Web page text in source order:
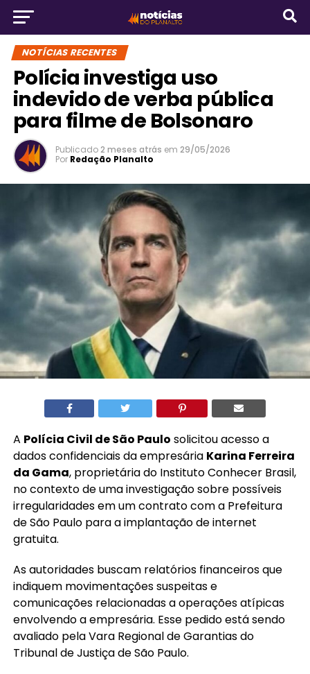
NOTÍCIAS RECENTES
Polícia investiga uso
indevido de verba pública
para filme de Bolsonaro
Publicado2 meses atrás em 29/05/2026
Por Redação Planalto
A Polícia Civil de São Paulo solicitou acesso a
dados confidenciais da empresária Karina Ferreira
da Gama, proprietária do Instituto Conhecer Brasil,
no contexto de uma investigação sobre possíveis
irregularidades em um contrato com a Prefeitura
de São Paulo para a implantação de internet
gratuita.
As autoridades buscam relatórios financeiros que
indiquem movimentações suspeitas e
comunicações relacionadas a operações atípicas
envolvendo a empresária. Esse pedido está sendo
avaliado pela Vara Regional de Garantias do
Tribunal de Justiça de São Paulo.